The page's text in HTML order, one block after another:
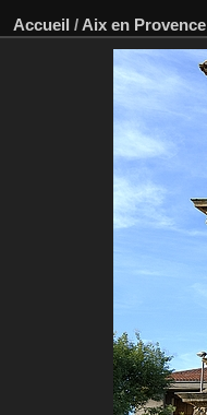
Accueil / Aix en Provence